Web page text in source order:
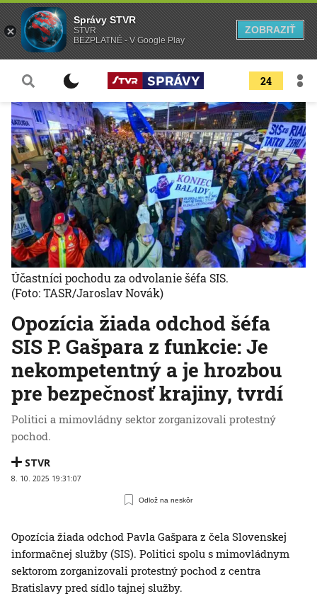
24
Opozícia žiada odchod šéfa
SIS P. Gašpara z funkcie: Je
nekompetentný a je hrozbou
pre bezpečnosť krajiny, tvrdí
Politici a mimovládny sektor zorganizovali protestný
pochod.
STVR
8. 10. 2025 19:31:07
Odlož na neskôr
Účastníci pochodu za odvolanie šéfa SIS.
(Foto: TASR/Jaroslav Novák)
Opozícia žiada odchod Pavla Gašpara z čela Slovenskej
informačnej služby (SIS). Politici spolu s mimovládnym
sektorom zorganizovali protestný pochod z centra
Bratislavy pred sídlo tajnej služby.
Správy STVR
STVR
BEZPLATNÉ - V Google Play
ZOBRAZIŤ